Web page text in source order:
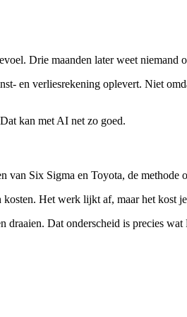
Drie maanden later weet niemand
en verliesrekening oplevert. Niet
kan met AI net zo goed.
van Six Sigma en Toyota, de methode
Het werk lijkt af, maar het kost
Dat onderscheid is precies wat